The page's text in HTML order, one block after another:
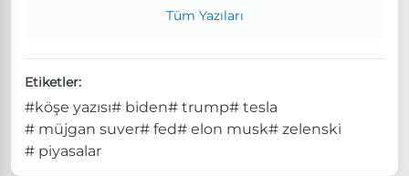
Tüm Yazıları
Etiketler:
#köşe yazısı# biden# trump# tesla
# müjgan suver# fed# elon musk# zelenski
# piyasalar